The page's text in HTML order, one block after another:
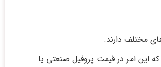
مختلف دارند.
این امر در قیمت پروفیل صنعتی یا